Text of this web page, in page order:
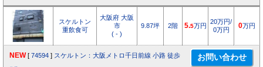
スケルトン
重飲食可
大阪府 大阪
市
( - )
9.87坪 2階 5.5万円
20万円/
0万円
0万円
NEW [ 74594 ] スケルトン：大阪メトロ千日前線 小路 徒歩